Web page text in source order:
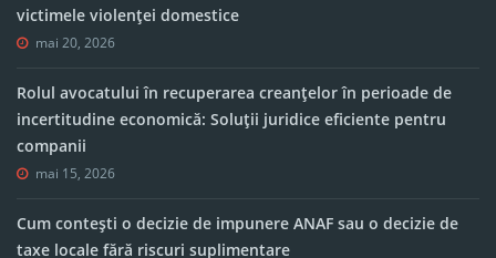
victimele violenței domestice
mai 20, 2026
Rolul avocatului în recuperarea creanțelor în perioade de
incertitudine economică: Soluții juridice eficiente pentru
companii
mai 15, 2026
Cum contești o decizie de impunere ANAF sau o decizie de
taxe locale fără riscuri suplimentare